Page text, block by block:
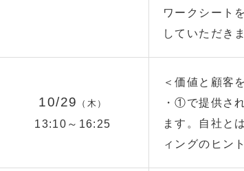
ワークシート
していただき
10/29 （木）
13:10～16:25
＜価値と顧客
・①で提供さ
ます。
自社と
ィングのヒン